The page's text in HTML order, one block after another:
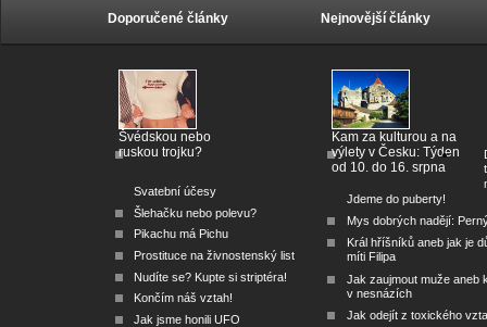
Doporučené články
Švédskou nebo
ruskou trojku?
Svatební účesy
Šlehačku nebo polevu?
Pikachu má Pichu
Prostituce na živnostenský list
Nudíte se? Kupte si striptéra!
Končím náš vztah!
Jak jsme honili UFO
Nejnovější články
Kam za kulturou a na
výlety v Česku: Týden
od 10. do 16. srpna
Jdeme do puberty!
Mys dobrých nadějí:
Král hříšníků aneb jak je
míti Filipa
Jak zaujmout muže aneb
v nesnázích
Jak odejít z toxického